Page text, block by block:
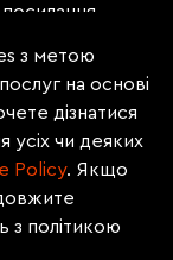
або
ЗА
з метою
на основі
дізнатися
усіх чи деяких
Policy. Якщо
з політикою